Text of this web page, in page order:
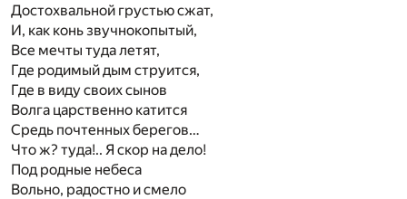
Достохвальной грустью сжат,
И, как конь звучнокопытый,
Все мечты туда летят,
Где родимый дым струится,
Где в виду своих сынов
Волга царственно катится
Средь почтенных берегов…
Что ж? туда!.. Я скор на дело!
Под родные небеса
Вольно, радостно и смело